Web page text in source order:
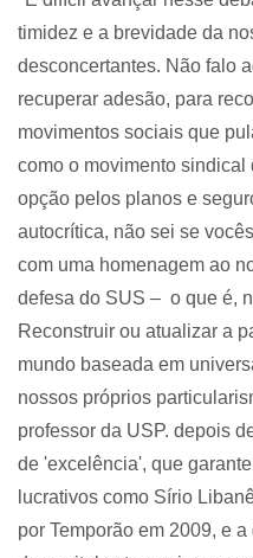
timidez e a brevidade da
desconcertantes. Não falo
recuperar adesão, para
movimentos sociais que
como o movimento sindical
opção pelos planos e
autocrítica, não sei se
com uma homenagem ao
defesa do SUS – o que é,
Reconstruir ou atualizar a
mundo baseada em
nossos próprios
professor da USP. depois
de 'excelência', que
lucrativos como Sírio
por Temporão em 2009, e